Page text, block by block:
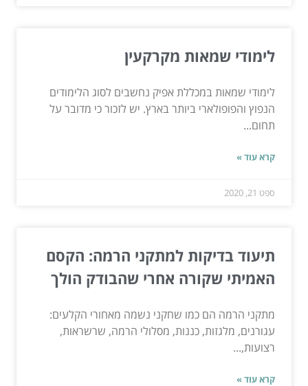
לימודי שמאות מקרקעין
לימודי שמאות במכללת אפיק נחשבים לסוג הלימודים
הנפוץ והפופולארי ביותר בארץ. יש לזכור כי מדובר על
תחום...
קרא עוד »
ספט 21, 2020
תיעוד בדיקות למתקני הרמה: הקסם
האמיתי שקורה אחרי שהבודק הולך
מתקני הרמה הם כמו שחקני נשמה מאחורי הקלעים:
עגורנים, מלגזות, כננות, מסלולי הרמה, שרשראות,
רצועות,...
קרא עוד »